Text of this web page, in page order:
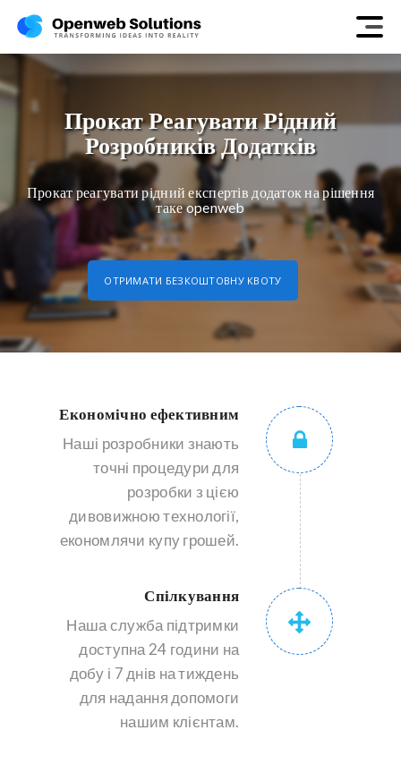
Прокат Реагувати Рідний
Розробників Додатків
Прокат реагувати рідний експертів додаток на рішення
таке openweb
ОТРИМАТИ БЕЗКОШТОВНУ КВОТУ
Економічно ефективним
Наші розробники знають
точні процедури для
розробки з цією
дивовижною технології,
економлячи купу грошей.
Спілкування
Наша служба підтримки
доступна 24 години на
добу і 7 днів на тиждень
для надання допомоги
нашим клієнтам.